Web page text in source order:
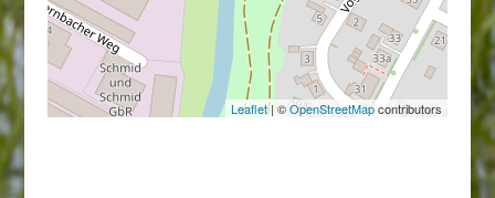
Leaflet| ©OpenStreetMapcontributors